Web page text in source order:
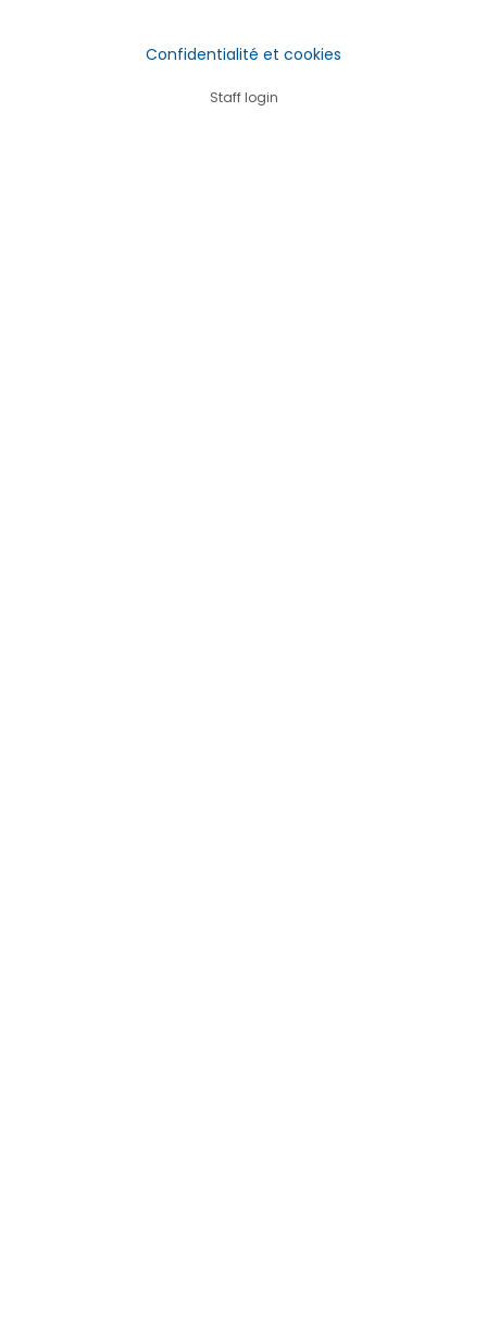
Confidentialité et cookies
Staff login